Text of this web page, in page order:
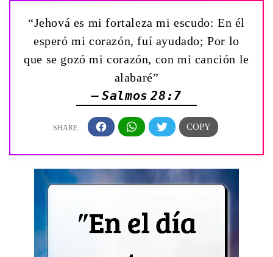
“Jehová es mi fortaleza mi escudo: En él
esperó mi corazón, fuí ayudado; Por lo
que se gozó mi corazón, con mi canción le
alabaré”
— Salmos 28:7